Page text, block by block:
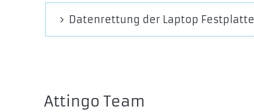
Datenrettung der Laptop Festplatte
Attingo Team